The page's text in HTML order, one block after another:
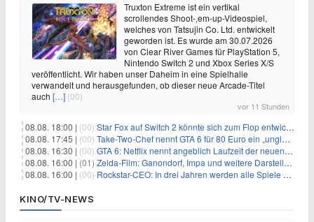
Truxton Extreme ist ein vertikal
scrollendes Shoot-‚em-up-Videospiel,
welches von Tatsujin Co. Ltd. entwickelt
geworden ist. Es wurde am 30.07.2026
von Clear River Games für PlayStation 5,
Nintendo Switch 2 und Xbox Series X/S
veröffentlicht. Wir haben unser Daheim in eine Spielhalle
verwandelt und herausgefunden, ob dieser neue Arcade-Titel
auch […] (00)
vor 11 Stunden
08.08. 18:00 | (00) Star Fox auf Switch 2 könnte sich zum Flop entwickeln
08.08. 17:45 | (00) Take-Two-Chef nennt GTA 6 für 80 Euro ein „unglaubliches Schnäppchen“
08.08. 16:30 | (00) GTA 6: Netflix nennt angeblich Laufzeit der neuen Gameplay-Präsentation
08.08. 16:00 | (01) Zelda-Film: Ganondorf, Impa und weitere Darsteller sollen feststehen
08.08. 16:00 | (00) Rockstar-CEO: In drei Jahren werden alle Spiele gestreamt
KINO/TV-NEWS